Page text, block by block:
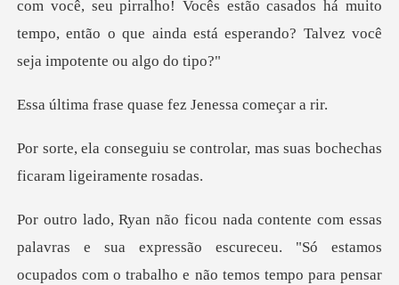
Sair
Baixar App
com você, seu pirralho! Vocês estão casados há muito
te
quase fez Jeness
ontrolar, mas suas bochechas
lavras e sua expressão escureceu. "Só estamos
ocupados co